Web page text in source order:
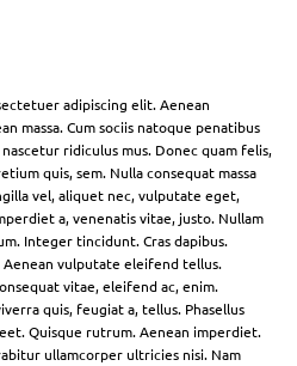
adipiscing elit. Aenean
massa. Cum sociis natoque penatibus
ridiculus mus. Donec quam felis,
quis, sem. Nulla consequat massa
vel, aliquet nec, vulputate eget,
a, venenatis vitae, justo. Nullam
Integer tincidunt. Cras dapibus.
Aenean vulputate eleifend tellus.
vitae, eleifend ac, enim.
quis, feugiat a, tellus. Phasellus
Quisque rutrum. Aenean imperdiet.
ullamcorper ultricies nisi. Nam